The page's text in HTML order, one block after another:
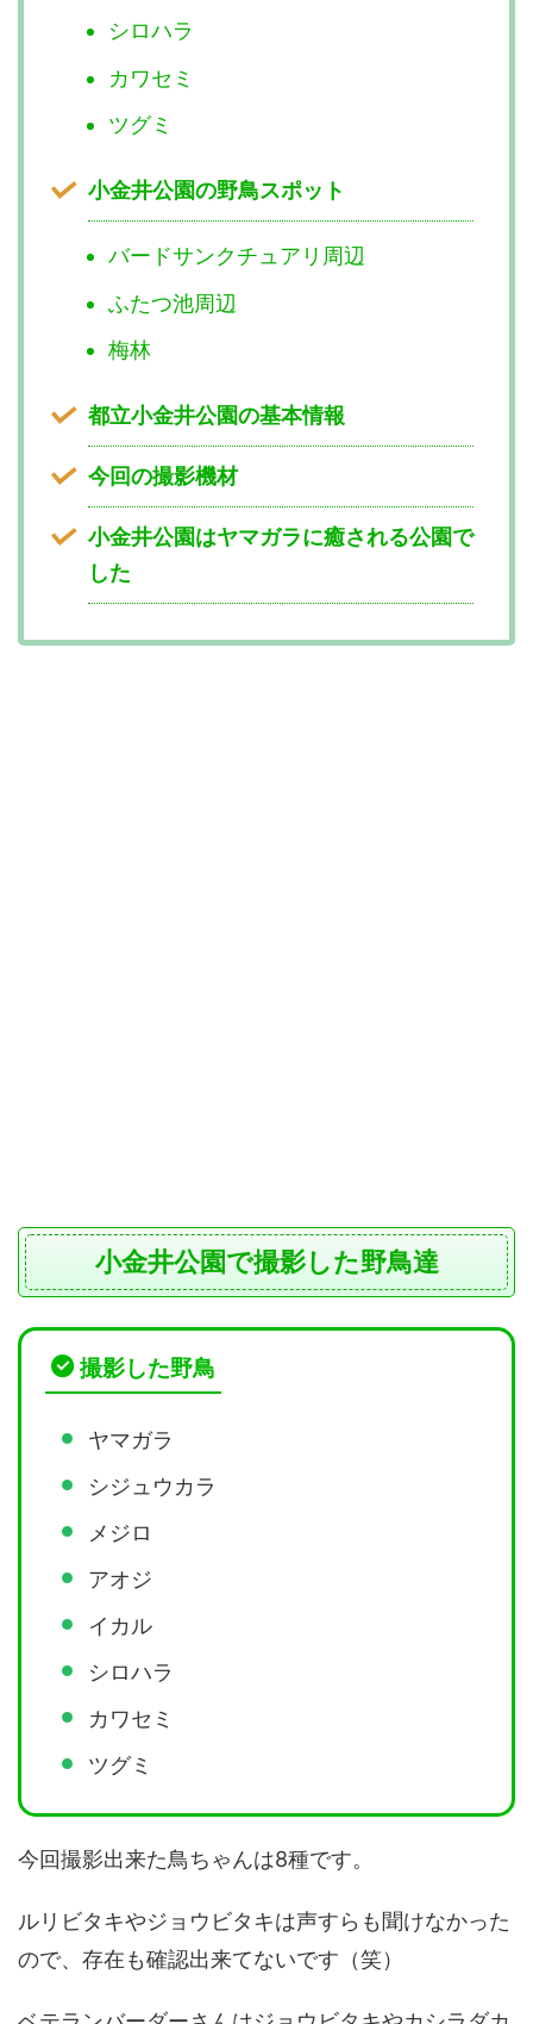
シロハラ
カワセミ
ツグミ
小金井公園の野鳥スポット
バードサンクチュアリ周辺
ふたつ池周辺
梅林
都立小金井公園の基本情報
今回の撮影機材
小金井公園はヤマガラに癒される公園で
した
小金井公園で撮影した野鳥達
撮影した野鳥
ヤマガラ
シジュウカラ
メジロ
アオジ
イカル
シロハラ
カワセミ
ツグミ
今回撮影出来た鳥ちゃんは8種です。
ルリビタキやジョウビタキは声すらも聞けなかった
ので、存在も確認出来てないです（笑）